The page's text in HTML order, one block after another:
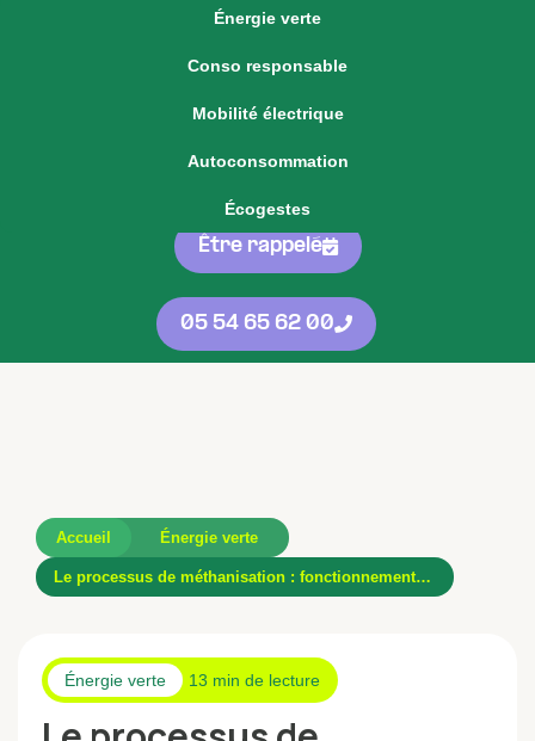
Énergie verte
Conso responsable
Mobilité électrique
Autoconsommation
Écogestes
Voir notre offre d'énergie fixe
05 54 65 62 00
Être rappelé
05 54 65 62 00
Accueil Énergie verte
Le processus de méthanisation : fonctionnement, utilité et avantages
Énergie verte 13 min de lecture